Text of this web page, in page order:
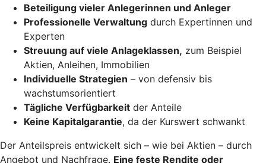
Beteiligung vieler Anlegerinnen und Anleger
Professionelle Verwaltung durch Expertinnen und
Experten
Streuung auf viele Anlageklassen, zum Beispiel
Aktien, Anleihen, Immobilien
Individuelle Strategien – von defensiv bis
wachstumsorientiert
Tägliche Verfügbarkeit der Anteile
Keine Kapitalgarantie, da der Kurswert schwankt
Der Anteilspreis entwickelt sich – wie bei Aktien – durch
Angebot und Nachfrage. Eine feste Rendite oder